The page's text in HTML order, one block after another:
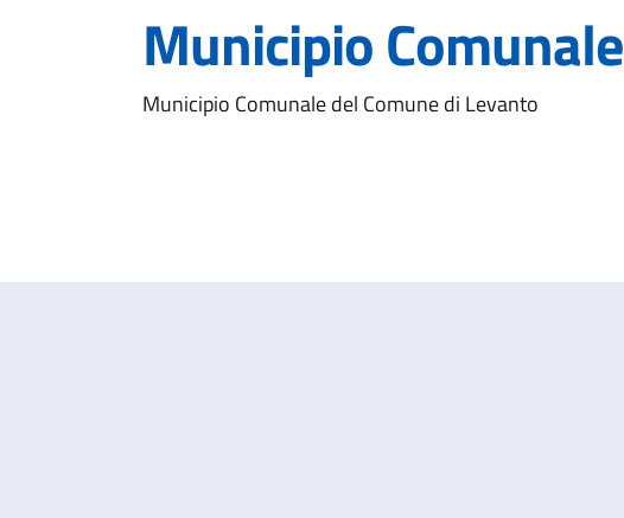
Municipio Comunale
Municipio Comunale del Comune di Levanto